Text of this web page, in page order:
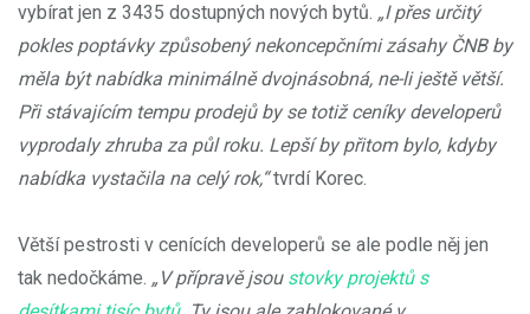
vybírat jen z 3435 dostupných nových bytů. „I přes určitý
pokles poptávky způsobený nekoncepčními zásahy ČNB by
měla být nabídka minimálně dvojnásobná, ne-li ještě větší.
Při stávajícím tempu prodejů by se totiž ceníky developerů
vyprodaly zhruba za půl roku. Lepší by přitom bylo, kdyby
nabídka vystačila na celý rok,“tvrdí Korec.
Větší pestrosti v cenících developerů se ale podle něj jen
tak nedočkáme. „V přípravě jsou stovky projektů s